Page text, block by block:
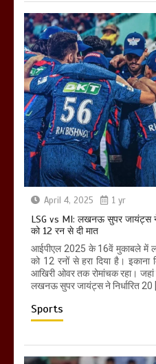
April 4, 2025 1 yr
LSG vs MI: लखनऊ सुपर जायंट्स
को 12 रन से दी मात
आईपीएल 2025 के 16वें मुकाबले में
को 12 रनों से हरा दिया है।
आखिरी ओवर तक रोमांचक रहा।
लखनऊ सुपर जायंट्स ने निर्धारित 20
Sports